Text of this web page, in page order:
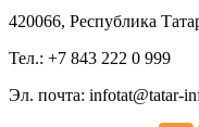
420066, Республика
Тел.: +7 843 222 0 999
Эл. почта: infotat@tatar-